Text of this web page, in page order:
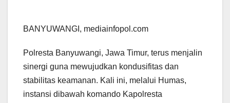
BANYUWANGI, mediainfopol.com
Polresta Banyuwangi, Jawa Timur, terus menjalin
sinergi guna mewujudkan kondusifitas dan
stabilitas keamanan. Kali ini, melalui Humas,
instansi dibawah komando Kapolresta